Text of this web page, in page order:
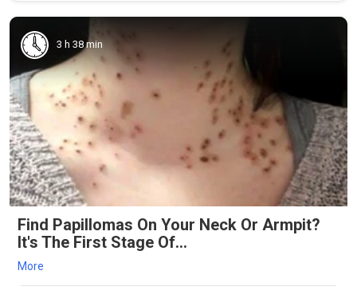
3 h 38 min
Find Papillomas On Your Neck Or Armpit?
It's The First Stage Of...
More